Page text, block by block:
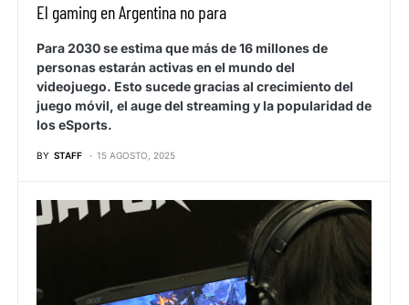
El gaming en Argentina no para
Para 2030 se estima que más de 16 millones de
personas estarán activas en el mundo del
videojuego. Esto sucede gracias al crecimiento del
juego móvil, el auge del streaming y la popularidad de
los eSports.
BY STAFF 15 AGOSTO, 2025